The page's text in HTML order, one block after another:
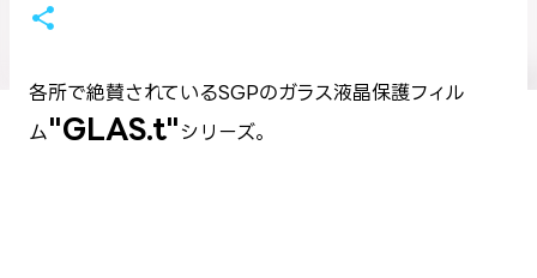
各所で絶賛されているSGPのガラス液晶保護フィル
ム"GLAS.t"シリーズ。